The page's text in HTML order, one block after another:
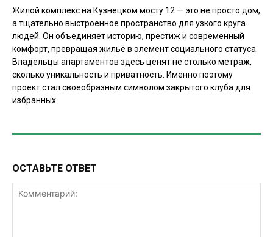
Жилой комплекс на Кузнецком мосту 12 — это не просто дом,
а тщательно выстроенное пространство для узкого круга
людей. Он объединяет историю, престиж и современный
комфорт, превращая жильё в элемент социального статуса.
Владельцы апартаментов здесь ценят не столько метраж,
сколько уникальность и приватность. Именно поэтому
проект стал своеобразным символом закрытого клуба для
избранных.
ОСТАВЬТЕ ОТВЕТ